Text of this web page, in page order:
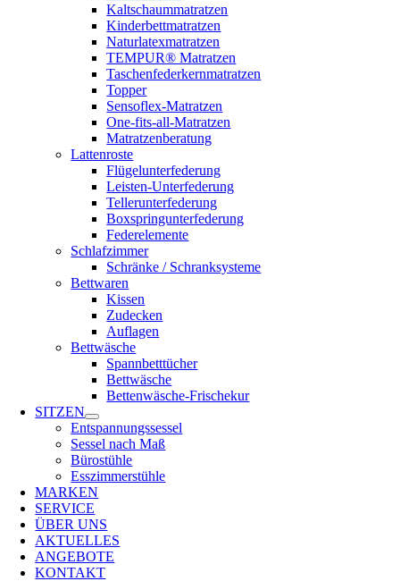
Kaltschaummatratzen
Kinderbettmatratzen
Naturlatexmatratzen
TEMPUR® Matratzen
Taschenfederkernmatratzen
Topper
Sensoflex-Matratzen
One-fits-all-Matratzen
Matratzenberatung
Lattenroste
Flügelunterfederung
Leisten-Unterfederung
Tellerunterfederung
Boxspringunterfederung
Federelemente
Schlafzimmer
Schränke / Schranksysteme
Bettwaren
Kissen
Zudecken
Auflagen
Bettwäsche
Spannbetttücher
Bettwäsche
Bettenwäsche-Frischekur
SITZEN
Entspannungssessel
Sessel nach Maß
Bürostühle
Esszimmerstühle
MARKEN
SERVICE
ÜBER UNS
AKTUELLES
ANGEBOTE
KONTAKT